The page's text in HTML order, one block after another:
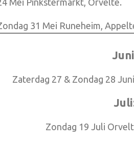
31 Mei Runeheim,
Zaterdag 27 & Zondag 28
Zondag 19 Juli